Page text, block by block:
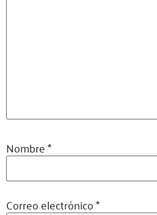
Nombre*
Correo electrónico*